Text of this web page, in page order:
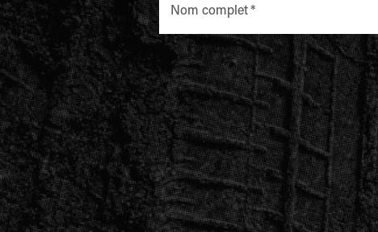
Détails du lieu
DAYTONA
ADRESSE
1637 US-1, Ormond Beach, FL 32174, États Unis
Détails du lieu
FORT LAUDERDALE
Nom complet *